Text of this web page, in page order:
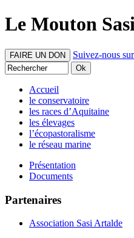
Le Mouton
FAIRE UN DON Suivez-nous
Accueil
le conservatoire
les races d’Aquitaine
les élevages
l’écopastoralisme
le réseau marine
Présentation
Documents
Partenaires
Association Sasi Artalde